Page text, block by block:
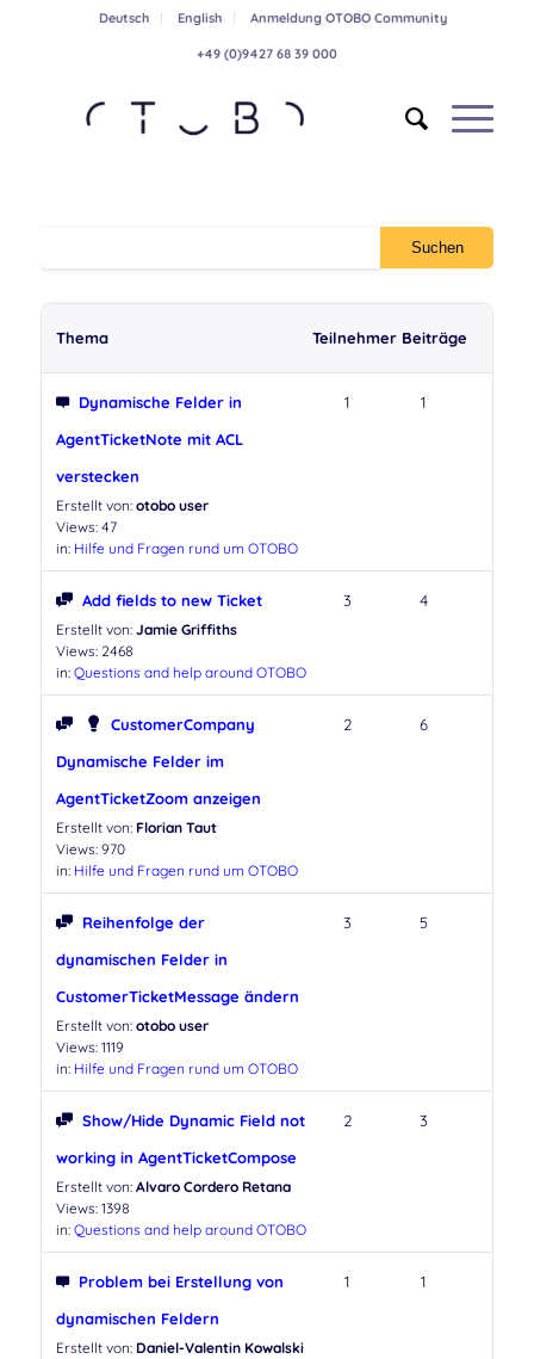
Deutsch English Anmeldung OTOBO Community
+49 (0)9427 68 39 000
Thema Teilnehmer Beiträge
Dynamische Felder in
AgentTicketNote mit ACL
verstecken
Erstellt von: otobo user
Views: 47
in: Hilfe und Fragen rund um OTOBO
1 1
Add fields to new Ticket
Erstellt von: Jamie Griffiths
Views: 2468
in: Questions and help around OTOBO
3 4
CustomerCompany
Dynamische Felder im
AgentTicketZoom anzeigen
Erstellt von: Florian Taut
Views: 970
in: Hilfe und Fragen rund um OTOBO
2 6
Reihenfolge der
dynamischen Felder in
CustomerTicketMessage ändern
Erstellt von: otobo user
Views: 1119
in: Hilfe und Fragen rund um OTOBO
3 5
Show/Hide Dynamic Field not
working in AgentTicketCompose
Erstellt von: Alvaro Cordero Retana
Views: 1398
in: Questions and help around OTOBO
2 3
Problem bei Erstellung von
dynamischen Feldern
Erstellt von: Daniel-Valentin Kowalski
1 1